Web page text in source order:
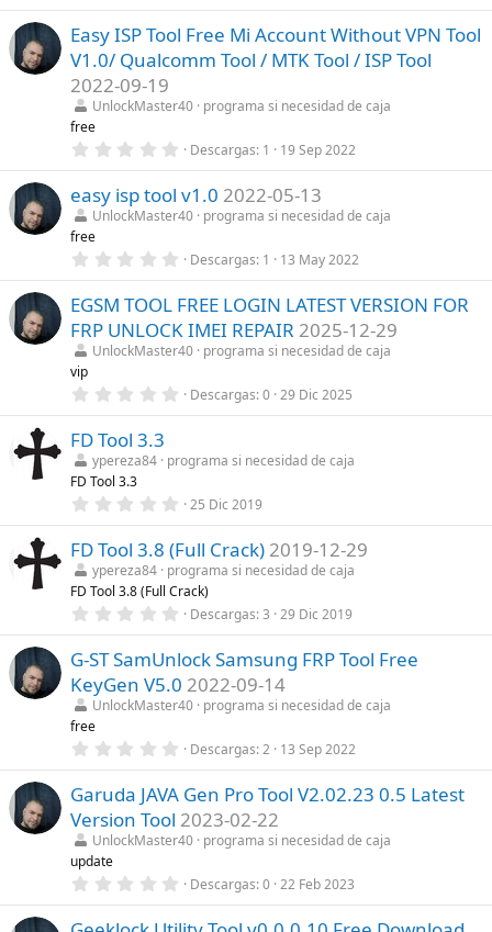
l
l
a
(
0
0
e
s
e
a
(
s
)
Easy ISP Tool Free Mi Account Without VPN Tool
V1.0/ Qualcomm Tool / MTK Tool / ISP Tool
2022-09-19
UnlockMaster40 programa si necesidad de caja
free
0
0
0
e
s
r
l
l
a
(
s
)
Descargas 1 19 Sep 2022
easy isp tool v1.0 2022-05-13
UnlockMaster40 programa si necesidad de caja
free
0
0
0
e
s
t
l
s
)
Descargas 1 13 May 2022
EGSM TOOL FREE LOGIN LATEST VERSION FOR
FRP UNLOCK IMEI REPAIR 2025-12-29
UnlockMaster40 programa si necesidad de caja
vip
0
0
e
s
r
l
l
a
(
s
Descargas 0 29 Dic 2025
FD Tool 3.3
ypereza84 programa si necesidad de caja
FD Tool 3.3
0
0
0
e
s
t
r
l
l
a
(
s
)
25 Dic 2019
FD Tool 3.8 (Full Crack) 2019-12-29
ypereza84 programa si necesidad de caja
FD Tool 3.8 (Full Crack)
0
0
0
e
s
t
l
(
s
)
Descargas 3 29 Dic 2019
G-ST SamUnlock Samsung FRP Tool Free
KeyGen V5.0 2022-09-14
UnlockMaster40 programa si necesidad de caja
free
0
0
0
e
s
t
l
Descargas 2 13 Sep 2022
Garuda JAVA Gen Pro Tool V2.02.23 0.5 Latest
Version Tool 2023-02-22
UnlockMaster40 programa si necesidad de caja
update
0
0
Descargas 0 22 Feb 2023